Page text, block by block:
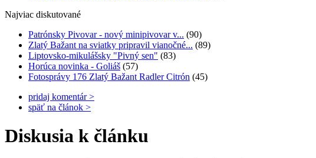
Najviac diskutované
Patrónsky Pivovar - nový minipivovar v... (90)
Zlatý Bažant na sviatky pripravil vianočné... (89)
Liptovsko-mikulášsky "Pivný sen" (83)
Horúca novinka - Goliáš (57)
Fotosprávy 176 Zlatý Bažant Radler Citrón (45)
pridaj komentár >
späť na článok >
Diskusia k článku